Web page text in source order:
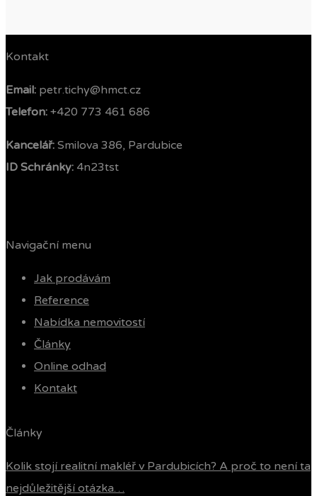
Kontakt
Email: petr.tichy@hmct.cz
Telefon: ‭ +420 773 461 686‬
Kancelář: Smilova 386, Pardubice
ID Schránky: 4n23tst
Navigační menu
Jak prodávám
Reference
Nabídka nemovitostí
Články
Online odhad
Kontakt
Články
Kolik stojí realitní makléř v Pardubicích? A proč to není ta
nejdůležitější otázka…